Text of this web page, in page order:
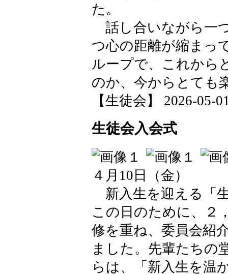
た。
話し合いながら一
つ心の距離が縮まっ
ループで、これから
のか、今からとても
【生徒会】 2026-05-
生徒会入会式
４月10日（金）
新入生を迎える「
この日のために、２
修を重ね、委員会紹
ました。先輩たちの
らは、「新入生を温